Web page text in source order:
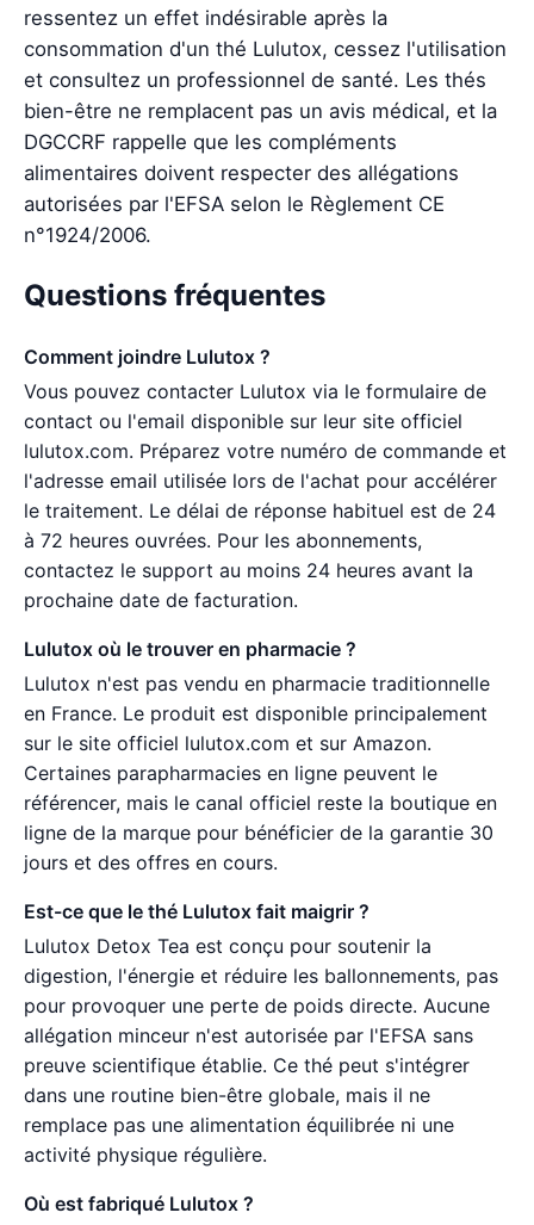
ressentez un effet indésirable après la
consommation d'un thé Lulutox, cessez l'utilisation
et consultez un professionnel de santé. Les thés
bien-être ne remplacent pas un avis médical, et la
DGCCRF rappelle que les compléments
alimentaires doivent respecter des allégations
autorisées par l'EFSA selon le Règlement CE
n°1924/2006.
Questions fréquentes
Comment joindre Lulutox ?
Vous pouvez contacter Lulutox via le formulaire de
contact ou l'email disponible sur leur site officiel
lulutox.com. Préparez votre numéro de commande et
l'adresse email utilisée lors de l'achat pour accélérer
le traitement. Le délai de réponse habituel est de 24
à 72 heures ouvrées. Pour les abonnements,
contactez le support au moins 24 heures avant la
prochaine date de facturation.
Lulutox où le trouver en pharmacie ?
Lulutox n'est pas vendu en pharmacie traditionnelle
en France. Le produit est disponible principalement
sur le site officiel lulutox.com et sur Amazon.
Certaines parapharmacies en ligne peuvent le
référencer, mais le canal officiel reste la boutique en
ligne de la marque pour bénéficier de la garantie 30
jours et des offres en cours.
Est-ce que le thé Lulutox fait maigrir ?
Lulutox Detox Tea est conçu pour soutenir la
digestion, l'énergie et réduire les ballonnements, pas
pour provoquer une perte de poids directe. Aucune
allégation minceur n'est autorisée par l'EFSA sans
preuve scientifique établie. Ce thé peut s'intégrer
dans une routine bien-être globale, mais il ne
remplace pas une alimentation équilibrée ni une
activité physique régulière.
Où est fabriqué Lulutox ?